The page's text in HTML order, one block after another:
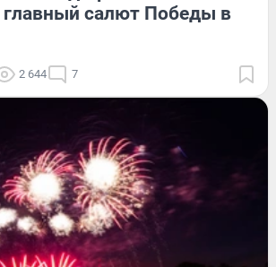
салют Победы в
2 644 7